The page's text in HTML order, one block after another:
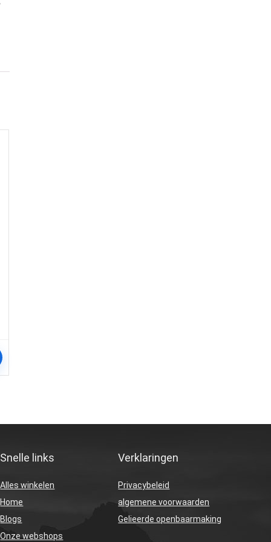
Snelle links
Alles winkelen
Home
Blogs
Onze webshops
Verklaringen
Privacybeleid
algemene voorwaarden
Gelieerde openbaarmaking